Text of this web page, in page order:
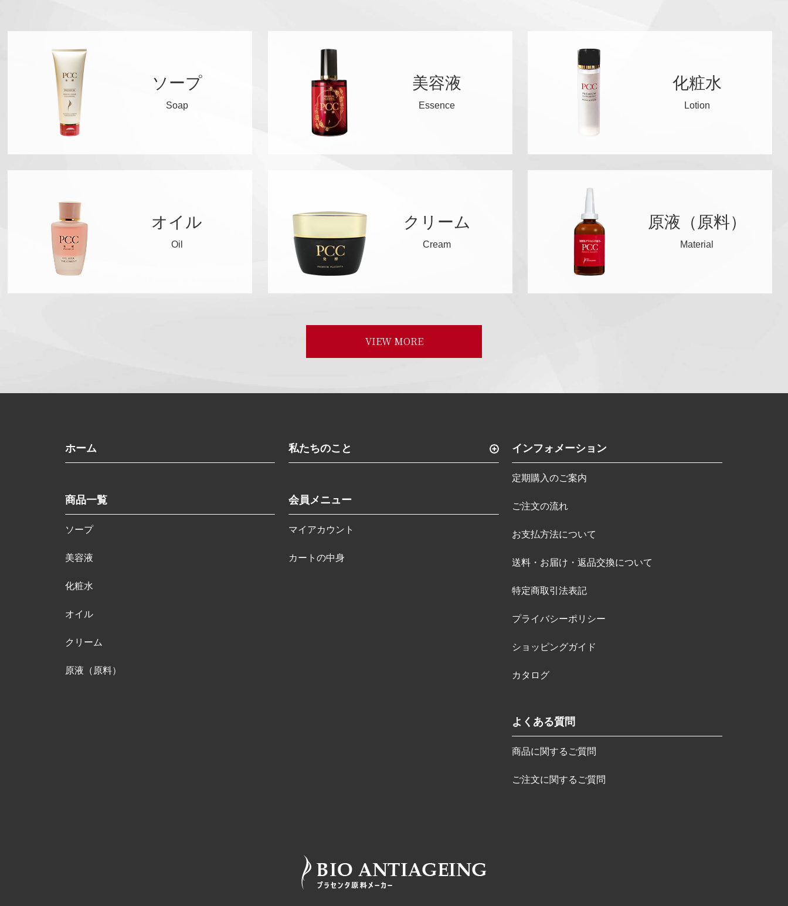
ソープ
Soap
美容液
Essence
化粧水
Lotion
オイル
Oil
クリーム
Cream
原液（原料）
Material
VIEW MORE
ホーム
商品一覧
ソープ
美容液
化粧水
オイル
クリーム
原液（原料）
私たちのこと
会員メニュー
マイアカウント
カートの中身
インフォメーション
定期購入のご案内
ご注文の流れ
お支払方法について
送料・お届け・返品交換について
特定商取引法表記
プライバシーポリシー
ショッピングガイド
カタログ
よくある質問
商品に関するご質問
ご注文に関するご質問